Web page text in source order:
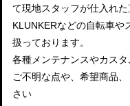
て現地スタッフが仕入れ
KLUNKERなどの自転車や
扱っております。
各種メンテナンスやカス
ご不明な点や、希望商品
さい